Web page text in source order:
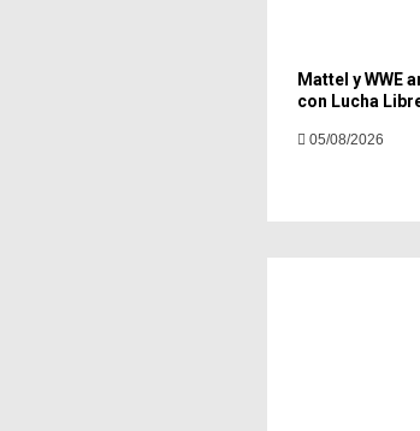
Mattel y WWE
con Lucha
05/08/2026